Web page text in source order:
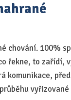
chování. 100%
řekne, to zařídí,
komunikace,